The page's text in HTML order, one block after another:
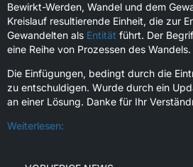
Bewirkt-Werden, Wandel und dem
Kreislauf resultierende Einheit, die zur
Gewandelten als Entität führt. Der
eine Reihe von Prozessen des Wandels.
Die Einfügungen, bedingt durch die
zu entschuldigen. Wurde durch ein
an einer Lösung. Danke für Ihr
Weiterlesen: